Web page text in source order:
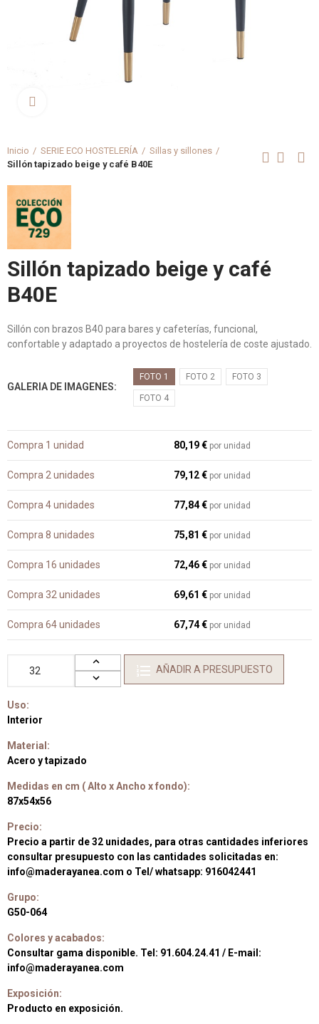
Inicio SERIE ECO HOSTELERÍA
Sillas y sillones
Sillón tapizado beige y café B40E
Sillón tapizado beige y café
B40E
Sillón con brazos B40 para bares y cafeterías, funcional,
confortable y adaptado a proyectos de hostelería de coste ajustado.
GALERIA DE IMAGENES
FOTO 1 FOTO 2 FOTO 3
FOTO 4
Compra 1 unidad 80,19 € por unidad
Compra 2 unidades 79,12 € por unidad
Compra 4 unidades 77,84 € por unidad
Compra 8 unidades 75,81 € por unidad
Compra 16 unidades 72,46 € por unidad
Compra 32 unidades 69,61 € por unidad
Compra 64 unidades 67,74 € por unidad
AÑADIR A PRESUPUESTO
Uso:
Interior
Material:
Acero y tapizado
Medidas en cm ( Alto x Ancho x fondo):
87x54x56
Precio:
Precio a partir de 32 unidades, para otras cantidades inferiores
consultar presupuesto con las cantidades solicitadas en:
info@maderayanea.com o Tel/ whatsapp: 916042441
Grupo:
G50-064
Colores y acabados:
Consultar gama disponible. Tel: 91.604.24.41 / E-mail:
info@maderayanea.com
Exposición:
Producto en exposición.